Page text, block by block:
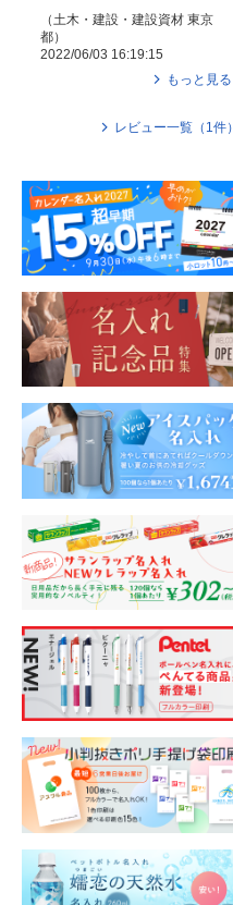
（ 土木・建設・建設資材 東京
都）
2022/06/03 16:19:15
もっと見る
レビュー一覧（ 1 件）